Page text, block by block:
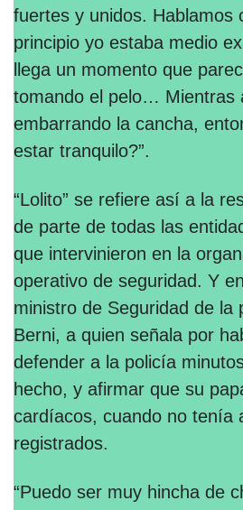
fuertes y unidos. Hablamos
principio yo estaba medio
llega un momento que
tomando el pelo… Mientras
embarrando la cancha,
estar tranquilo?”.
“Lolito” se refiere así a la
de parte de todas las
que intervinieron en la
operativo de seguridad. Y
ministro de Seguridad de la
Berni, a quien señala por
defender a la policía
hecho, y afirmar que su
cardíacos, cuando no tenía
registrados.
“Puedo ser muy hincha de